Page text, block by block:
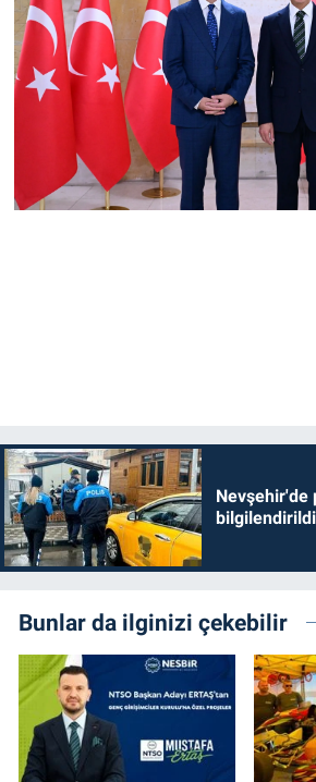
Nevşehir'de
bilgilendirildi
Bunlar da ilginizi çekebilir